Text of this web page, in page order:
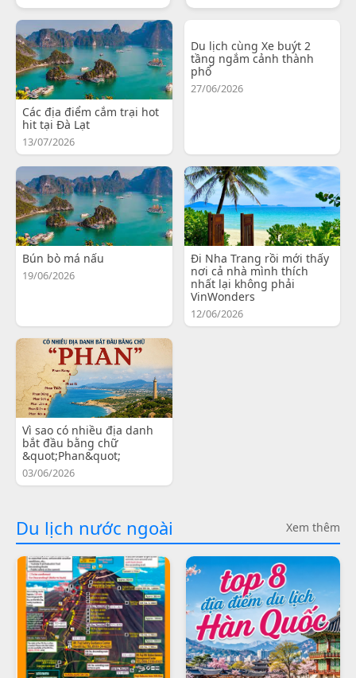
Các địa điểm cắm trại hot
hit tại Đà Lạt
13/07/2026
Du lịch cùng Xe buýt 2
tầng ngắm cảnh thành
phố
27/06/2026
Bún bò má nấu
19/06/2026
Đi Nha Trang rồi mới thấy
nơi cả nhà mình thích
nhất lại không phải
VinWonders
12/06/2026
Vì sao có nhiều địa danh
bắt đầu bằng chữ
&quot;Phan&quot;
03/06/2026
Du lịch nước ngoài Xem thêm